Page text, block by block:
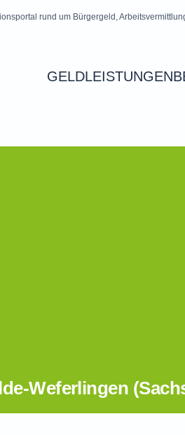
rund um Bürgergeld,
GELDLEISTUNGEN
Weferlingen